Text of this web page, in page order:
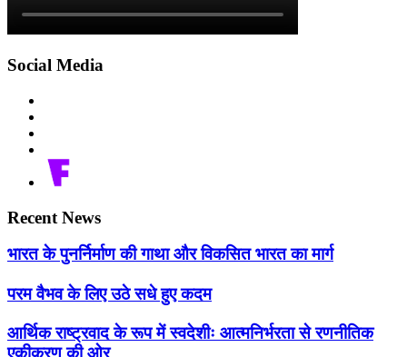
Social Media
Recent News
भारत के पुनर्निर्माण की गाथा और विकसित भारत का मार्ग
परम वैभव के लिए उठे सधे हुए कदम
आर्थिक राष्ट्रवाद के रूप में स्वदेशीः आत्मनिर्भरता से रणनीतिक
एकीकरण की ओर